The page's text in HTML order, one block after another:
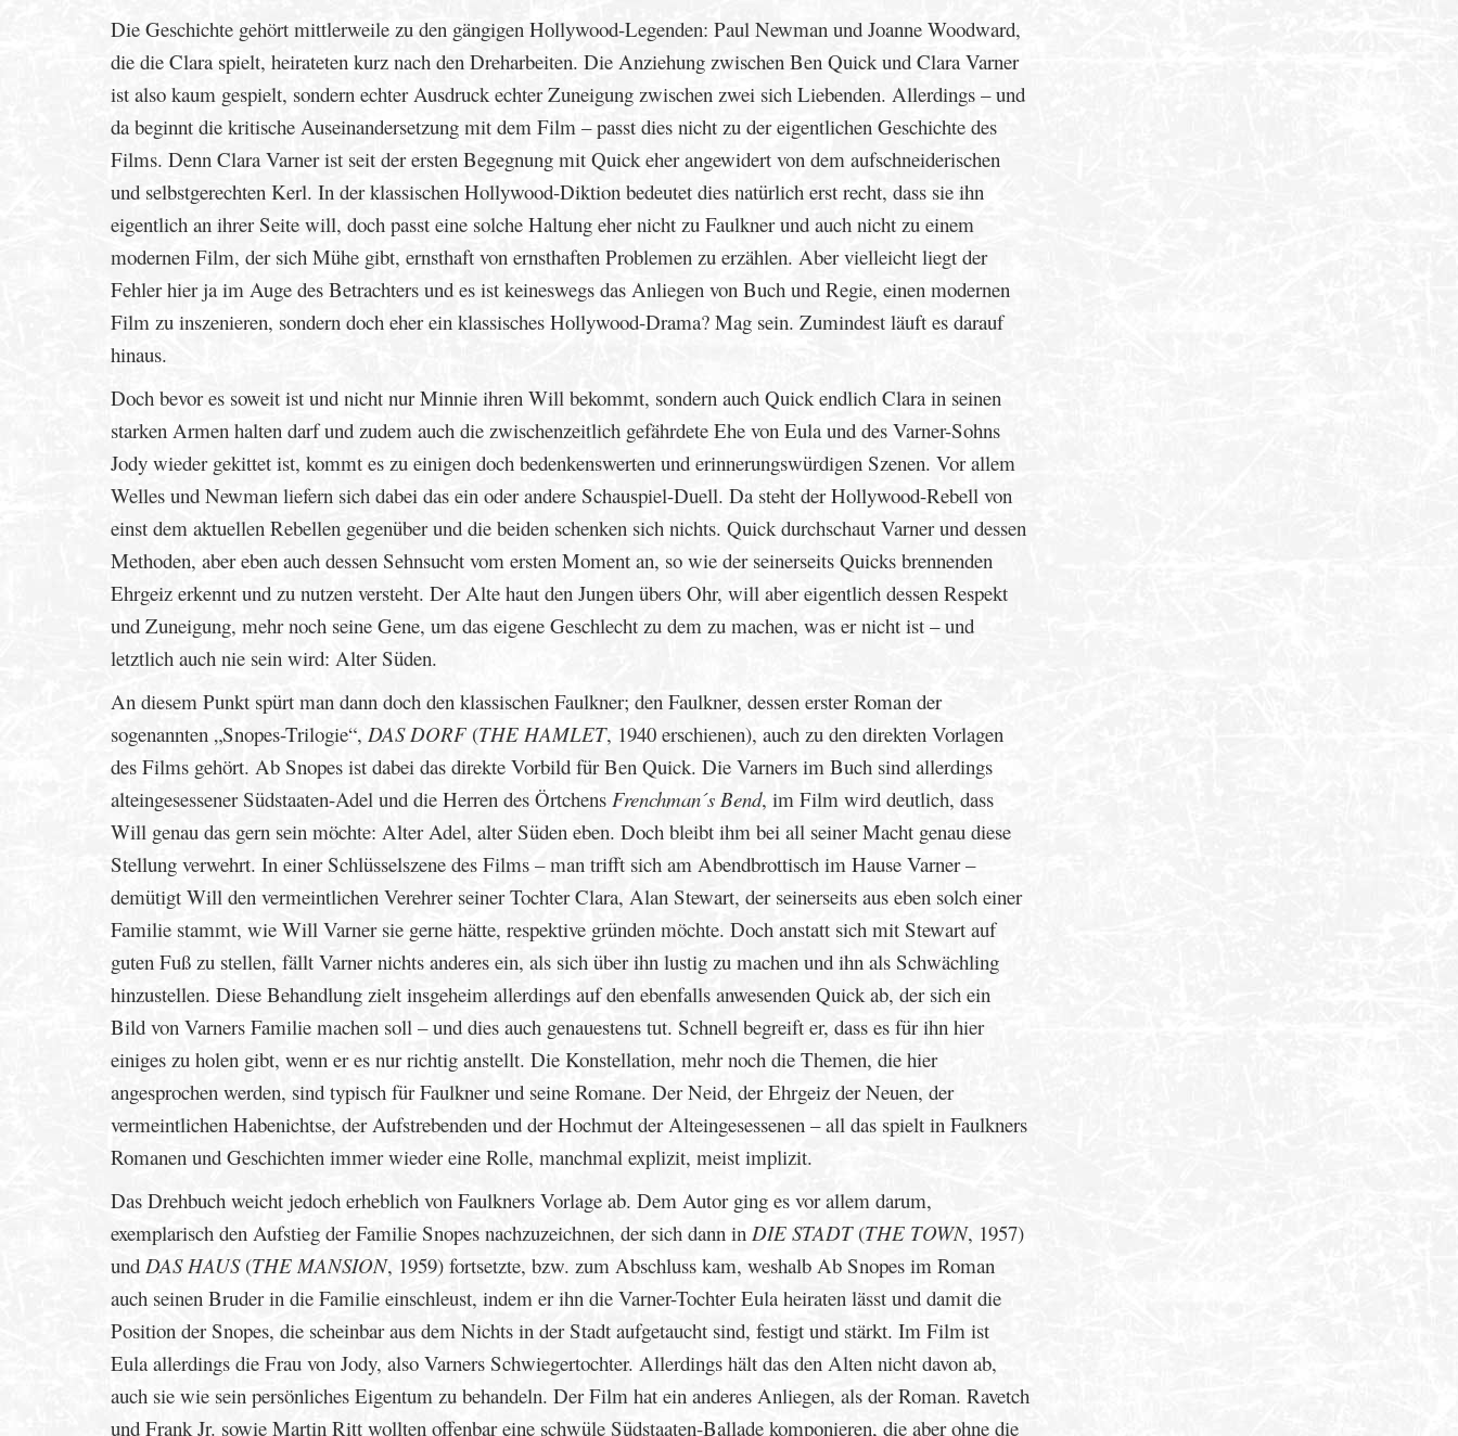
Die Geschichte gehört mittlerweile zu den gängigen Hollywood-Legenden: Paul Newman und Joanne Woodward,
die die Clara spielt, heirateten kurz nach den Dreharbeiten. Die Anziehung zwischen Ben Quick und Clara Varner
ist also kaum gespielt, sondern echter Ausdruck echter Zuneigung zwischen zwei sich Liebenden. Allerdings – und
da beginnt die kritische Auseinandersetzung mit dem Film – passt dies nicht zu der eigentlichen Geschichte des
Films. Denn Clara Varner ist seit der ersten Begegnung mit Quick eher angewidert von dem aufschneiderischen
und selbstgerechten Kerl. In der klassischen Hollywood-Diktion bedeutet dies natürlich erst recht, dass sie ihn
eigentlich an ihrer Seite will, doch passt eine solche Haltung eher nicht zu Faulkner und auch nicht zu einem
modernen Film, der sich Mühe gibt, ernsthaft von ernsthaften Problemen zu erzählen. Aber vielleicht liegt der
Fehler hier ja im Auge des Betrachters und es ist keineswegs das Anliegen von Buch und Regie, einen modernen
Film zu inszenieren, sondern doch eher ein klassisches Hollywood-Drama? Mag sein. Zumindest läuft es darauf
hinaus.
Doch bevor es soweit ist und nicht nur Minnie ihren Will bekommt, sondern auch Quick endlich Clara in seinen
starken Armen halten darf und zudem auch die zwischenzeitlich gefährdete Ehe von Eula und des Varner-Sohns
Jody wieder gekittet ist, kommt es zu einigen doch bedenkenswerten und erinnerungswürdigen Szenen. Vor allem
Welles und Newman liefern sich dabei das ein oder andere Schauspiel-Duell. Da steht der Hollywood-Rebell von
einst dem aktuellen Rebellen gegenüber und die beiden schenken sich nichts. Quick durchschaut Varner und dessen
Methoden, aber eben auch dessen Sehnsucht vom ersten Moment an, so wie der seinerseits Quicks brennenden
Ehrgeiz erkennt und zu nutzen versteht. Der Alte haut den Jungen übers Ohr, will aber eigentlich dessen Respekt
und Zuneigung, mehr noch seine Gene, um das eigene Geschlecht zu dem zu machen, was er nicht ist – und
letztlich auch nie sein wird: Alter Süden.
An diesem Punkt spürt man dann doch den klassischen Faulkner; den Faulkner, dessen erster Roman der
sogenannten „Snopes-Trilogie“, DAS DORF (THE HAMLET, 1940 erschienen), auch zu den direkten Vorlagen
des Films gehört. Ab Snopes ist dabei das direkte Vorbild für Ben Quick. Die Varners im Buch sind allerdings
alteingesessener Südstaaten-Adel und die Herren des Örtchens Frenchman´s Bend, im Film wird deutlich, dass
Will genau das gern sein möchte: Alter Adel, alter Süden eben. Doch bleibt ihm bei all seiner Macht genau diese
Stellung verwehrt. In einer Schlüsselszene des Films – man trifft sich am Abendbrottisch im Hause Varner –
demütigt Will den vermeintlichen Verehrer seiner Tochter Clara, Alan Stewart, der seinerseits aus eben solch einer
Familie stammt, wie Will Varner sie gerne hätte, respektive gründen möchte. Doch anstatt sich mit Stewart auf
guten Fuß zu stellen, fällt Varner nichts anderes ein, als sich über ihn lustig zu machen und ihn als Schwächling
hinzustellen. Diese Behandlung zielt insgeheim allerdings auf den ebenfalls anwesenden Quick ab, der sich ein
Bild von Varners Familie machen soll – und dies auch genauestens tut. Schnell begreift er, dass es für ihn hier
einiges zu holen gibt, wenn er es nur richtig anstellt. Die Konstellation, mehr noch die Themen, die hier
angesprochen werden, sind typisch für Faulkner und seine Romane. Der Neid, der Ehrgeiz der Neuen, der
vermeintlichen Habenichtse, der Aufstrebenden und der Hochmut der Alteingesessenen – all das spielt in Faulkners
Romanen und Geschichten immer wieder eine Rolle, manchmal explizit, meist implizit.
Das Drehbuch weicht jedoch erheblich von Faulkners Vorlage ab. Dem Autor ging es vor allem darum,
exemplarisch den Aufstieg der Familie Snopes nachzuzeichnen, der sich dann in DIE STADT(THE TOWN, 1957)
undDAS HAUS(THE MANSION, 1959) fortsetzte, bzw. zum Abschluss kam, weshalb Ab Snopes im Roman
auch seinen Bruder in die Familie einschleust, indem er ihn die Varner-Tochter Eula heiraten lässt und damit die
Position der Snopes, die scheinbar aus dem Nichts in der Stadt aufgetaucht sind, festigt und stärkt. Im Film ist
Eula allerdings die Frau von Jody, also Varners Schwiegertochter. Allerdings hält das den Alten nicht davon ab,
auch sie wie sein persönliches Eigentum zu behandeln. Der Film hat ein anderes Anliegen, als der Roman. Ravetch
und Frank Jr. sowie Martin Ritt wollten offenbar eine schwüle Südstaaten-Ballade komponieren, die aber ohne die